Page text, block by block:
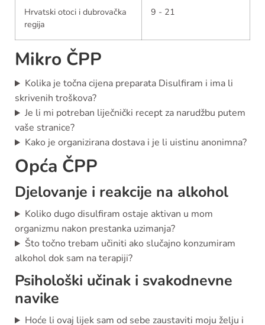
Hrvatski otoci i dubrovačka
regija
9 - 21
Mikro ČPP
Kolika je točna cijena preparata Disulfiram i ima li
skrivenih troškova?
Je li mi potreban liječnički recept za narudžbu putem
vaše stranice?
Kako je organizirana dostava i je li uistinu anonimna?
Opća ČPP
Djelovanje i reakcije na alkohol
Koliko dugo disulfiram ostaje aktivan u mom
organizmu nakon prestanka uzimanja?
Što točno trebam učiniti ako slučajno konzumiram
alkohol dok sam na terapiji?
Psihološki učinak i svakodnevne
navike
Hoće li ovaj lijek sam od sebe zaustaviti moju želju i